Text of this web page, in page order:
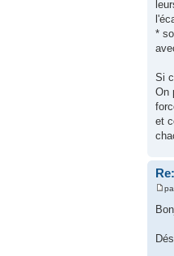
*
Si
On
et